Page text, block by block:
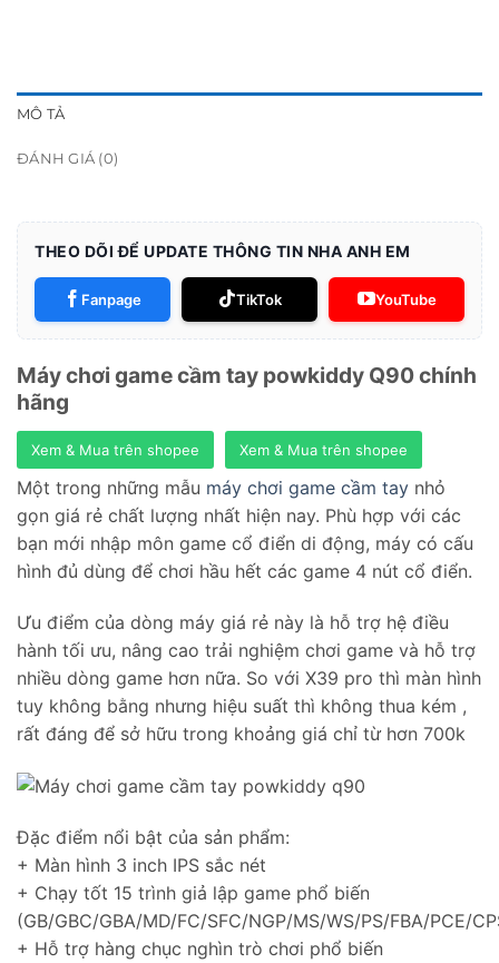
MÔ TẢ
ĐÁNH GIÁ (0)
THEO DÕI ĐỂ UPDATE THÔNG TIN NHA ANH EM
Fanpage TikTok YouTube
Máy chơi game cầm tay powkiddy Q90 chính
hãng
Xem & Mua trên shopee Xem & Mua trên shopee
Một trong những mẫu máy chơi game cầm tay nhỏ
gọn giá rẻ chất lượng nhất hiện nay. Phù hợp với các
bạn mới nhập môn game cổ điển di động, máy có cấu
hình đủ dùng để chơi hầu hết các game 4 nút cổ điển.
Ưu điểm của dòng máy giá rẻ này là hỗ trợ hệ điều
hành tối ưu, nâng cao trải nghiệm chơi game và hỗ trợ
nhiều dòng game hơn nữa. So với X39 pro thì màn hình
tuy không bằng nhưng hiệu suất thì không thua kém ,
rất đáng để sở hữu trong khoảng giá chỉ từ hơn 700k
Đặc điểm nổi bật của sản phẩm:
+ Màn hình 3 inch IPS sắc nét
+ Chạy tốt 15 trình giả lập game phổ biến
(GB/GBC/GBA/MD/FC/SFC/NGP/MS/WS/PS/FBA/PCE/
+ Hỗ trợ hàng chục nghìn trò chơi phổ biến